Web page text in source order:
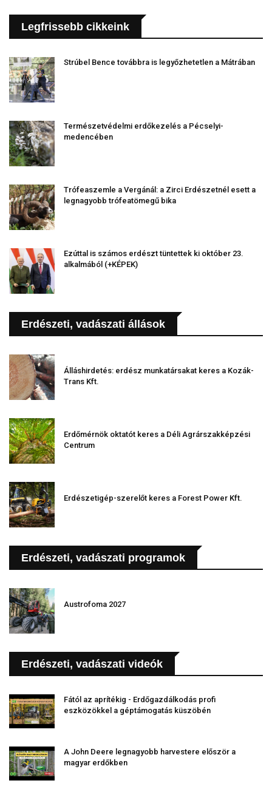
Legfrissebb cikkeink
Strúbel Bence továbbra is legyőzhetetlen a Mátrában
Természetvédelmi erdőkezelés a Pécselyi-
medencében
Trófeaszemle a Vergánál: a Zirci Erdészetnél esett a
legnagyobb trófeatömegű bika
Ezúttal is számos erdészt tüntettek ki október 23.
alkalmából (+KÉPEK)
Erdészeti, vadászati állások
Álláshirdetés: erdész munkatársakat keres a Kozák-
Trans Kft.
Erdőmérnök oktatót keres a Déli Agrárszakképzési
Centrum
Erdészetigép-szerelőt keres a Forest Power Kft.
Erdészeti, vadászati programok
Austrofoma 2027
Erdészeti, vadászati videók
Fától az aprítékig - Erdőgazdálkodás profi
eszközökkel a géptámogatás küszöbén
A John Deere legnagyobb harvestere először a
magyar erdőkben